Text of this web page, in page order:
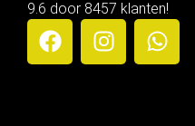
9.6 door 8457 klanten!